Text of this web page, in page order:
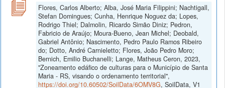
Flores, Carlos Alberto; Alba, José Maria Filippini; Nachtigall,
Stefan Domingues; Cunha, Henrique Noguez da; Lopes,
Rodrigo Thiel; Dalmolin, Ricardo Simão Diniz; Pedron,
Fabricio de Araújo; Moura-Bueno, Jean Michel; Deobald,
Gabriel Antônio; Nascimento, Pedro Paulo Ramos Ribeiro
do; Dotto, André Carnieletto; Flores, João Pedro Moro;
Bernich, Emilio Buchanelli; Lange, Matheus Ceron, 2023,
"Zoneamento edáfico de culturas para o Município de Santa
Maria - RS, visando o ordenamento territorial",
https://doi.org/10.60502/SoilData/6OMV8G, SoilData, V1